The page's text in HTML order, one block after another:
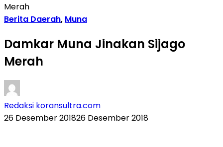
Merah
Berita Daerah, Muna
Damkar Muna Jinakan Sijago
Merah
Redaksi koransultra.com
26 Desember 201826 Desember 2018